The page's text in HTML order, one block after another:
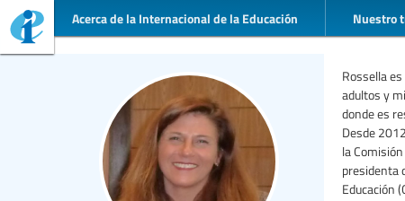
Acerca de la Internacional de la Educación Nuestro
Rossella
adultos y
donde es
Desde
la
presidenta
Educación